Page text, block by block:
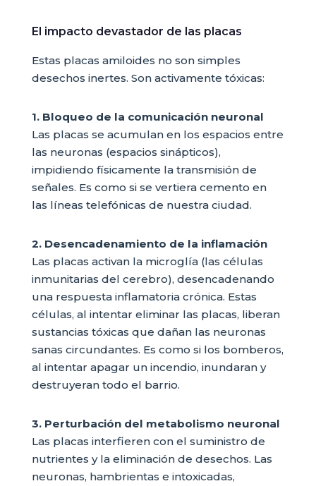
El impacto devastador de las placas
Estas placas amiloides no son simples
desechos inertes. Son activamente tóxicas:
1. Bloqueo de la comunicación neuronal
Las placas se acumulan en los espacios entre
las neuronas (espacios sinápticos),
impidiendo físicamente la transmisión de
señales. Es como si se vertiera cemento en
las líneas telefónicas de nuestra ciudad.
2. Desencadenamiento de la inflamación
Las placas activan la microglía (las células
inmunitarias del cerebro), desencadenando
una respuesta inflamatoria crónica. Estas
células, al intentar eliminar las placas, liberan
sustancias tóxicas que dañan las neuronas
sanas circundantes. Es como si los bomberos,
al intentar apagar un incendio, inundaran y
destruyeran todo el barrio.
3. Perturbación del metabolismo neuronal
Las placas interfieren con el suministro de
nutrientes y la eliminación de desechos. Las
neuronas, hambrientas e intoxicadas,